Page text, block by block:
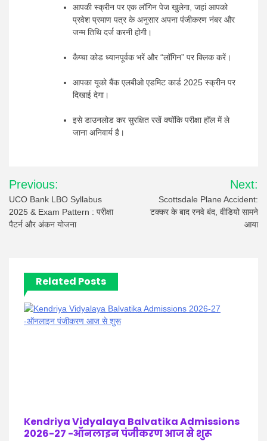
आपकी स्क्रीन पर एक लॉगिन पेज खुलेगा, जहां आपको
प्रवेश प्रमाण पत्र के अनुसार अपना पंजीकरण नंबर और
जन्म तिथि दर्ज करनी होगी।
कैप्चा कोड ध्यानपूर्वक भरें और “लॉगिन” पर क्लिक करें।
आपका यूको बैंक एलबीओ एडमिट कार्ड 2025 स्क्रीन पर
दिखाई देगा।
इसे डाउनलोड कर सुरक्षित रखें क्योंकि परीक्षा हॉल में ले
जाना अनिवार्य है।
Post
navigation
Previous:
UCO Bank LBO Syllabus
2025 & Exam Pattern : परीक्षा
पैटर्न और अंकन योजना
Next:
Scottsdale Plane Accident:
टक्कर के बाद रनवे बंद, वीडियो सामने
आया
Related Posts
Kendriya Vidyalaya Balvatika Admissions
2026-27 -ऑनलाइन पंजीकरण आज से शुरू